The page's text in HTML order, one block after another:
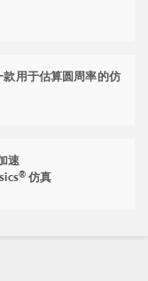
用于估算圆周率的仿
速
® 仿真